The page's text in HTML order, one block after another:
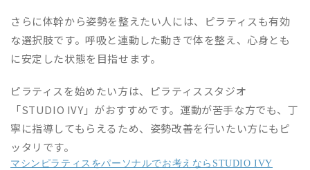
さらに体幹から姿勢を整えたい人には、ピラティスも有効
な選択肢です。呼吸と連動した動きで体を整え、心身とも
に安定した状態を目指せます。
ピラティスを始めたい方は、ピラティススタジオ
「STUDIO IVY」がおすすめです。運動が苦手な方でも、丁
寧に指導してもらえるため、姿勢改善を行いたい方にもピ
ッタリです。
マシンピラティスをパーソナルでお考えならSTUDIO IVY